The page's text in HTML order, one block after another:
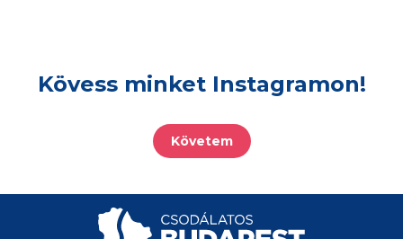
Kövess minket Instagramon!
Követem